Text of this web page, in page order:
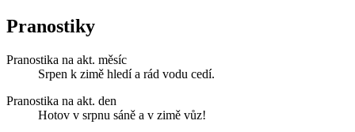
Pranostiky
Pranostika na akt. měsíc
Srpen k zimě hledí a rád vodu cedí.
Pranostika na akt. den
Hotov v srpnu sáně a v zimě vůz!